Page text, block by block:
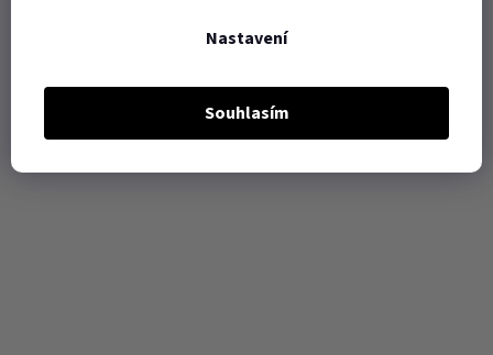
Nastavení
Souhlasím